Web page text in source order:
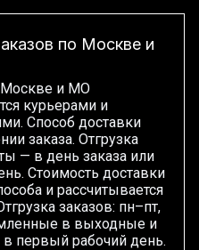
по Москве и
Москве и МО
курьерами и
Способ доставки
заказа. Отгрузка
— в день заказа или
Стоимость доставки
и рассчитывается
заказов: пн–пт,
в выходные и
в первый рабочий день.